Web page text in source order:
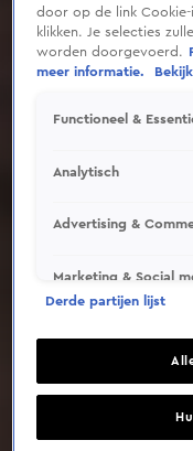
Deze video is niet
door op de link
klikken. Je selecties
worden doorgevoerd.
meer informatie.
Functioneel &
Analytisch
Advertising &
Marketing & Social
Derde partijen lijst